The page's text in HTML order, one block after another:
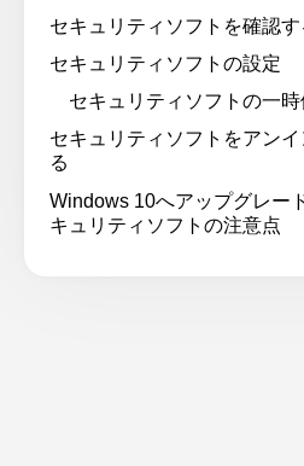
セキュリティソフトを確認す
セキュリティソフトの設定
セキュリティソフトの一時
セキュリティソフトをアン
る
Windows 10へアップグレー
キュリティソフトの注意点